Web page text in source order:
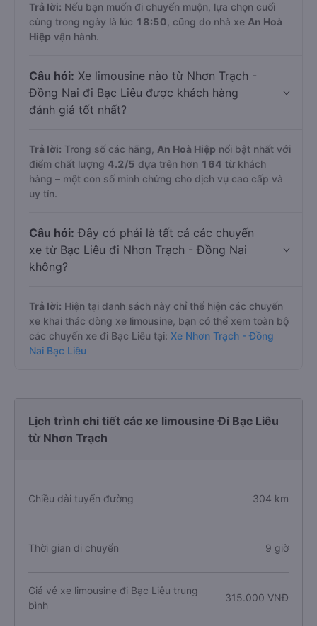
Trả lời: Nếu bạn muốn đi chuyến muộn, lựa chọn cuối
cùng trong ngày là lúc 18:50 , cũng do nhà xe An Hoà
Hiệp vận hành.
Câu hỏi: Xe limousine nào từ Nhơn Trạch -
Đồng Nai đi Bạc Liêu được khách hàng
đánh giá tốt nhất?
Trả lời: Trong số các hãng, An Hoà Hiệp nổi bật nhất với
điểm chất lượng 4.2/5 dựa trên hơn 164 từ khách
hàng – một con số minh chứng cho dịch vụ cao cấp và
uy tín.
Câu hỏi: Đây có phải là tất cả các chuyến
xe từ Bạc Liêu đi Nhơn Trạch - Đồng Nai
không?
Trả lời: Hiện tại danh sách này chỉ thể hiện các chuyến
xe khai thác dòng xe limousine, bạn có thể xem toàn bộ
các chuyến xe đi Bạc Liêu tại: Xe Nhơn Trạch - Đồng
Nai Bạc Liêu
Lịch trình chi tiết các xe limousine Đi Bạc Liêu
từ Nhơn Trạch
Chiều dài tuyến đường 304 km
Thời gian di chuyển 9 giờ
Giá vé xe limousine đi Bạc Liêu trung
bình
315.000 VNĐ